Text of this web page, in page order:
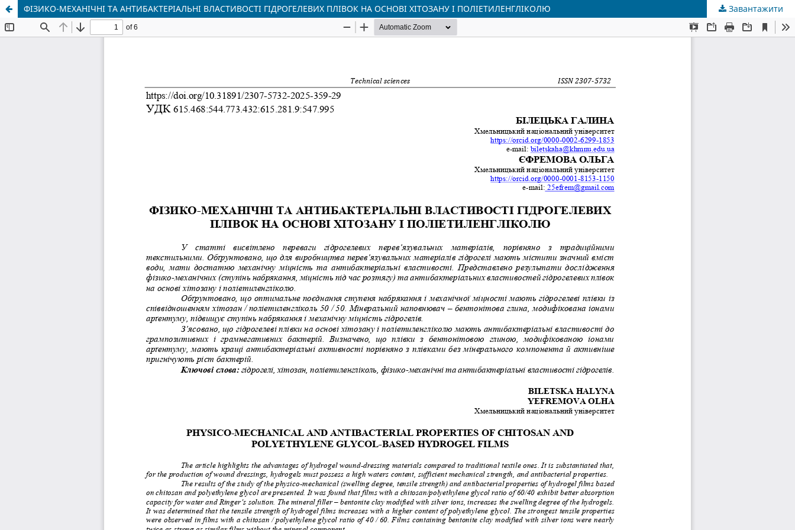
ФІЗИКО-МЕХАНІЧНІ ТА АНТИБАКТЕРІАЛЬНІ ВЛАСТИВОСТІ ГІДРОГЕЛЕВИХ ПЛІВОК НА ОСНОВІ ХІТОЗАНУ І ПОЛІЕТИЛЕНГЛІКОЛЮ Завантажити